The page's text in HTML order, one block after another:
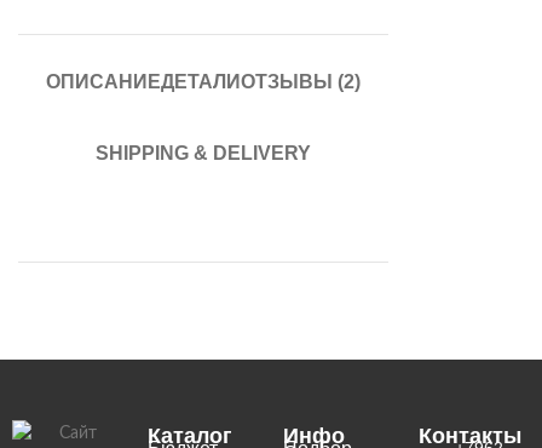
ОПИСАНИЕДЕТАЛИОТЗЫВЫ (2)
SHIPPING & DELIVERY
Каталог Инфо Контакты